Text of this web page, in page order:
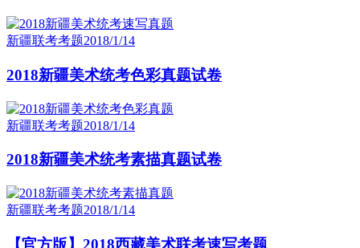
新疆联考考题2018/1/14
2018新疆美术统考色彩真题试卷
新疆联考考题2018/1/14
2018新疆美术统考素描真题试卷
新疆联考考题2018/1/14
【官方版】2018西藏美术联考速写考题